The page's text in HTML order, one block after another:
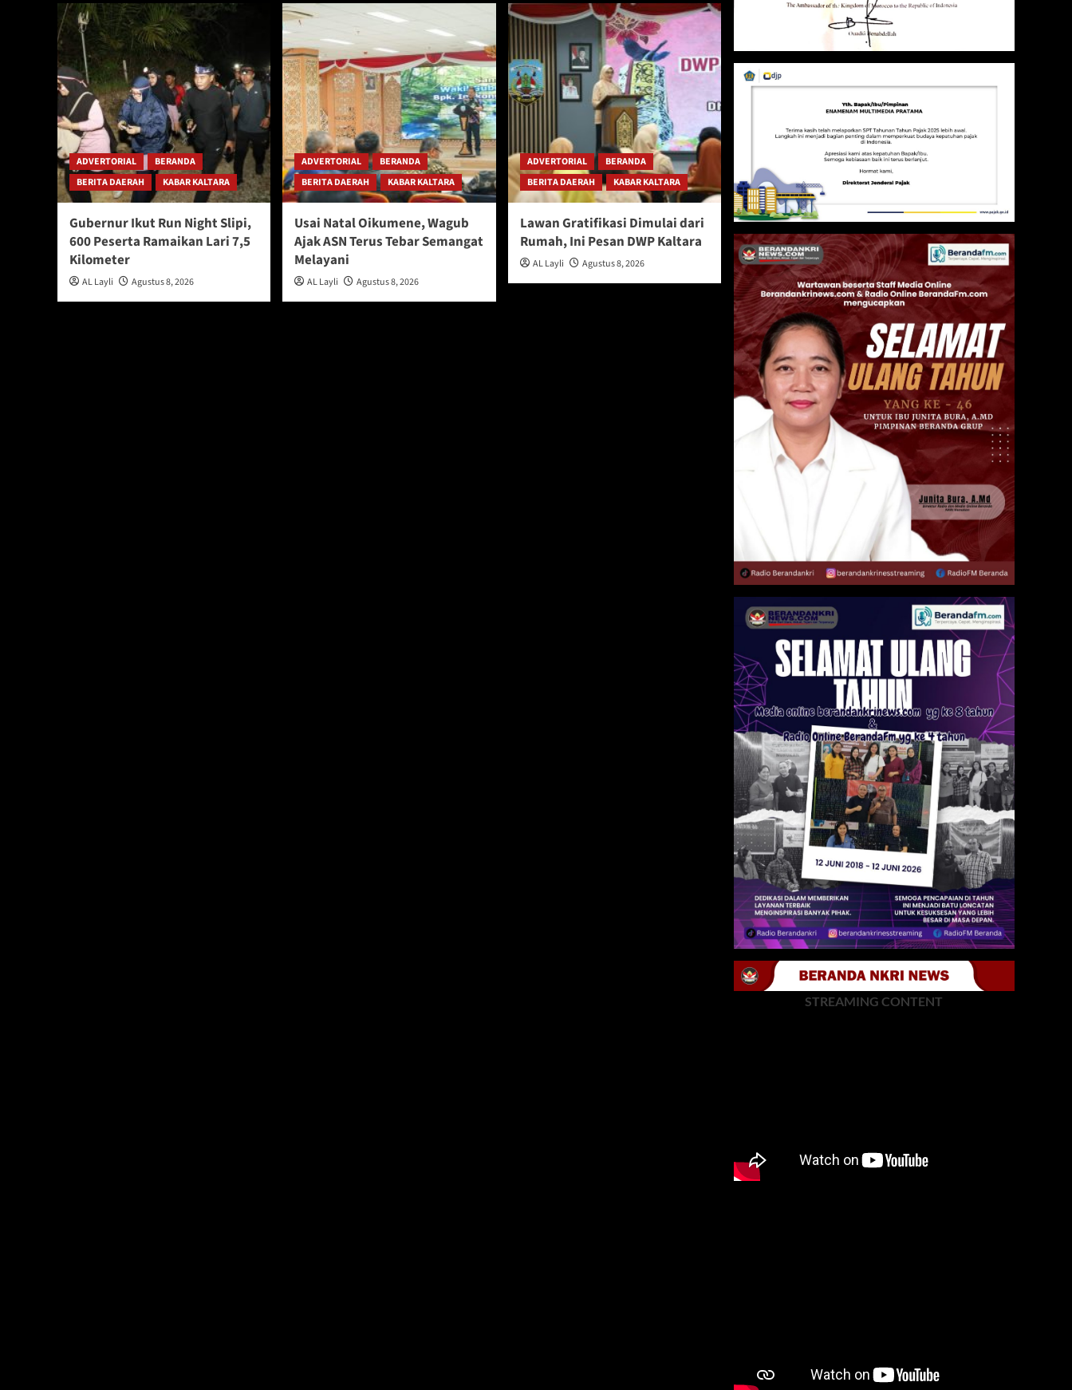
ADVERTORIAL
BERANDA
BERITA DAERAH
KABAR KALTARA
Gubernur Ikut Run Night Slipi,
600 Peserta Ramaikan Lari 7,5
Kilometer
AL Layli Agustus 8, 2026
ADVERTORIAL
BERANDA
BERITA DAERAH
KABAR KALTARA
Usai Natal Oikumene, Wagub
Ajak ASN Terus Tebar Semangat
Melayani
AL Layli Agustus 8, 2026
ADVERTORIAL
BERANDA
BERITA DAERAH
KABAR KALTARA
Lawan Gratifikasi Dimulai dari
Rumah, Ini Pesan DWP Kaltara
AL Layli Agustus 8, 2026
STREAMING CONTENT